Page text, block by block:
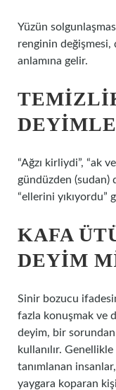
Yüzün
renginin
anlamına gelir.
“Ağzı kirliydi”, “ak
gündüzden (sudan)
“ellerini
KAFA
DEYIM
Sinir bozucu
fazla konuşmak ve
deyim, bir
kullanılır.
tanımlanan
yaygara koparan